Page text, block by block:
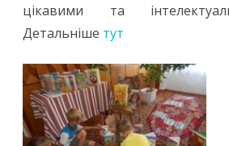
цікавими та
Детальніше тут